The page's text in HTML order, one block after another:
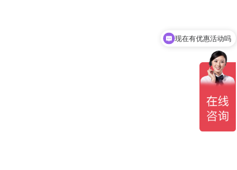
现在有优惠活动吗